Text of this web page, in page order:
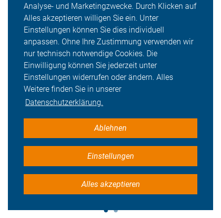
Analyse- und Marketingzwecke. Durch Klicken auf
Alles akzeptieren willigen Sie ein. Unter
Einstellungen können Sie dies individuell
anpassen. Ohne Ihre Zustimmung verwenden wir
nur technisch notwendige Cookies. Die
Einwilligung können Sie jederzeit unter
Einstellungen widerrufen oder ändern. Alles
Weitere finden Sie in unserer
Datenschutzerklärung.
Ablehnen
Einstellungen
Alles akzeptieren
STADTRADELN in Hamburg wird gefördert
durch